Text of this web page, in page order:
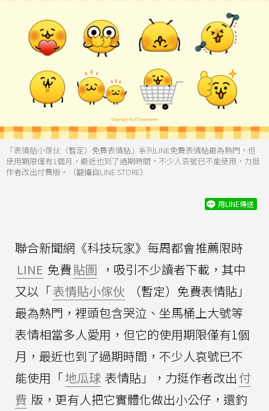
「表情貼小傢伙（暫定）免費表情貼」系列LINE免費表情貼最為熱門，但
使用期限僅有1個月，最近也到了過期時間，不少人哀號已不能使用，力挺
作者改出付費版。（翻攝自LINE STORE）
用LINE傳送
聯合新聞網《科技玩家》每周都會推薦限時
LINE 免費貼圖 ，吸引不少讀者下載，其中
又以「表情貼小傢伙
（暫定）免費表情貼」
最為熱門，裡頭包含哭泣、坐馬桶上大號等
表情相當多人愛用，但它的使用期限僅有1個
月，最近也到了過期時間，不少人哀號已不
能使用「地瓜球 表情貼」，力挺作者改出付
費 版，更有人把它實體化做出小公仔，還釣